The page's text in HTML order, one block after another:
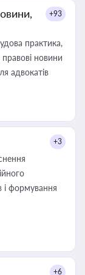
+93
практика,
новини
адвокатів
+3
і формування
+6